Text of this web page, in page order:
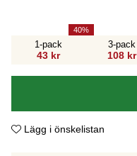
1-pack
43 kr
40
3-pack
108 kr
Lägg i önskelistan